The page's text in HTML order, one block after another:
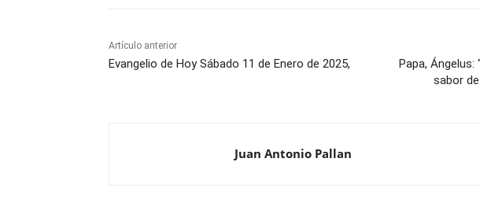
Artículo anterior
Evangelio de Hoy Sábado 11 de Enero de 2025,
Papa,
sabor
Juan Antonio Pallan